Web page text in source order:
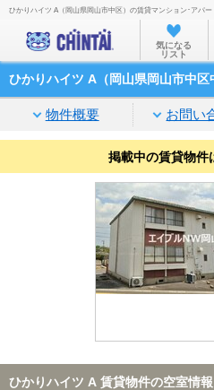
お部屋を
沿
住
家
通
物
不
ひかりハイツ A（岡山県岡山市中区）の賃貸マンション･アパー
気になる
リスト
ひかりハイツ A（岡山県岡山市中区
物件概要 お問い
掲載中の賃貸物件
ひかりハイツ A 賃貸物件の空室情報